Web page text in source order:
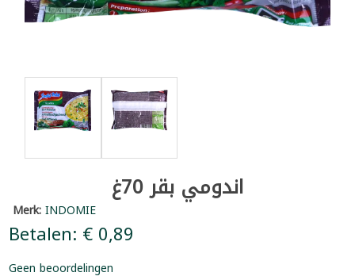
اندومي بقر 70غ
Merk:INDOMIE
Betalen: € 0,89
Geen beoordelingen